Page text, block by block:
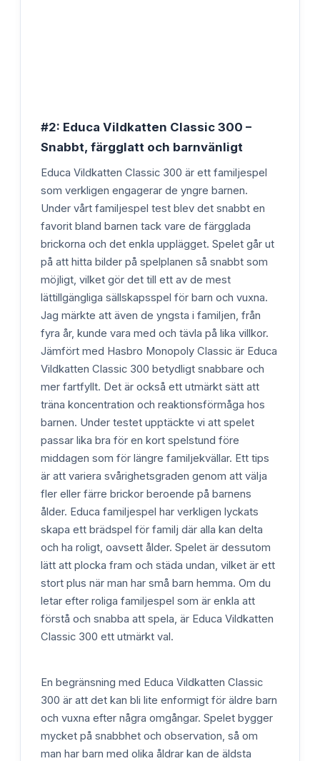
#2: Educa Vildkatten Classic 300 –
Snabbt, färgglatt och barnvänligt
Educa Vildkatten Classic 300 är ett familjespel
som verkligen engagerar de yngre barnen.
Under vårt familjespel test blev det snabbt en
favorit bland barnen tack vare de färgglada
brickorna och det enkla upplägget. Spelet går ut
på att hitta bilder på spelplanen så snabbt som
möjligt, vilket gör det till ett av de mest
lättillgängliga sällskapsspel för barn och vuxna.
Jag märkte att även de yngsta i familjen, från
fyra år, kunde vara med och tävla på lika villkor.
Jämfört med Hasbro Monopoly Classic är Educa
Vildkatten Classic 300 betydligt snabbare och
mer fartfyllt. Det är också ett utmärkt sätt att
träna koncentration och reaktionsförmåga hos
barnen. Under testet upptäckte vi att spelet
passar lika bra för en kort spelstund före
middagen som för längre familjekvällar. Ett tips
är att variera svårighetsgraden genom att välja
fler eller färre brickor beroende på barnens
ålder. Educa familjespel har verkligen lyckats
skapa ett brädspel för familj där alla kan delta
och ha roligt, oavsett ålder. Spelet är dessutom
lätt att plocka fram och städa undan, vilket är ett
stort plus när man har små barn hemma. Om du
letar efter roliga familjespel som är enkla att
förstå och snabba att spela, är Educa Vildkatten
Classic 300 ett utmärkt val.
En begränsning med Educa Vildkatten Classic
300 är att det kan bli lite enformigt för äldre barn
och vuxna efter några omgångar. Spelet bygger
mycket på snabbhet och observation, så om
man har barn med olika åldrar kan de äldsta